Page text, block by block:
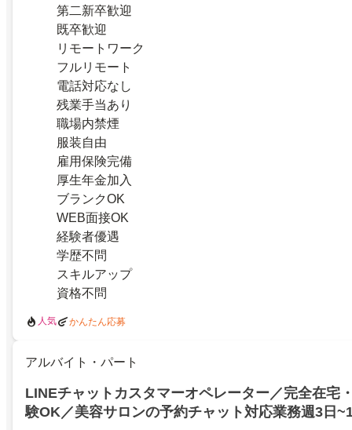
第二新卒歓迎
既卒歓迎
リモートワーク
フルリモート
電話対応なし
残業手当あり
職場内禁煙
服装自由
雇用保険完備
厚生年金加入
ブランクOK
WEB面接OK
経験者優遇
学歴不問
スキルアップ
資格不問
人気 かんたん応募
アルバイト・パート
LINEチャットカスタマーオペレーター／完全在宅
験OK／美容サロンの予約チャット対応業務週3日